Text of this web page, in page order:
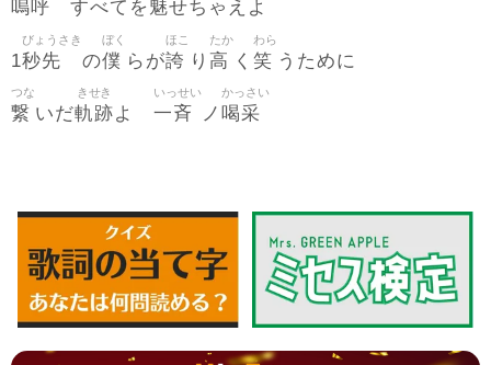
嗚呼 すべてを魅せちゃえよ
1秒先
びょうさき
の僕
ぼく
らが誇
ほこ
り 高
たか
く 笑
わら
うために
繋
つな
いだ軌跡
きせき
よ 一斉
いっせい
ノ 喝采
かっさい